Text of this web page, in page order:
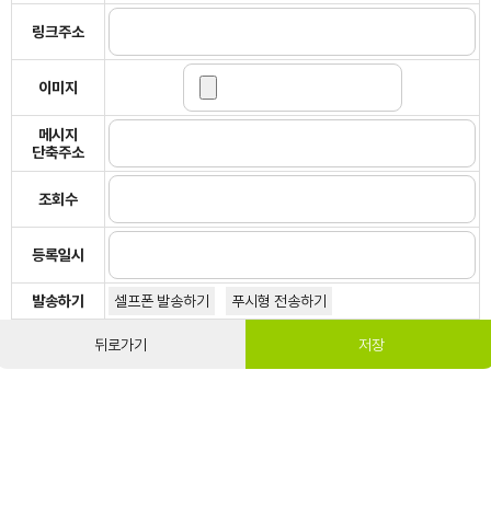
링크주소
이미지
메시지
단축주소
조회수
등록일시
발송하기 셀프폰 발송하기 푸시형 전송하기
뒤로가기 저장